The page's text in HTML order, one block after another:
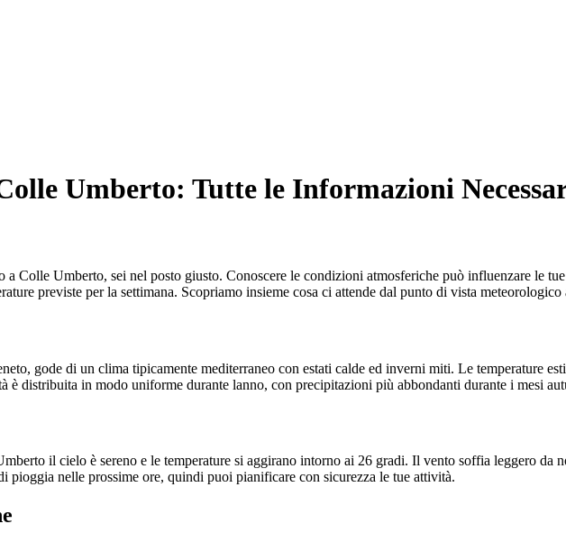
Umberto: Tutte le Informazioni
a Colle Umberto, sei nel posto giusto. Conoscere le condizioni atmosferiche può influenzare le
previste per la settimana. Scopriamo insieme cosa ci attende dal punto di vista
gode di un clima tipicamente mediterraneo con estati calde ed inverni miti. Le temperature
è distribuita in modo uniforme durante lanno, con precipitazioni più abbondanti durante i mesi
il cielo è sereno e le temperature si aggirano intorno ai 26 gradi. Il vento soffia leggero da
pioggia nelle prossime ore, quindi puoi pianificare con sicurezza le tue attività.